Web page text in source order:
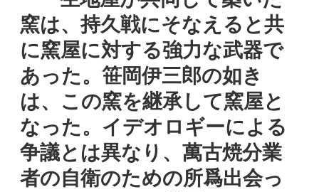
窯は、持久戦にそなえると共
に窯屋に対する強力な武器で
あった。笹岡伊三郎の如き
は、この窯を継承して窯屋と
なった。イデオロギーによる
争議とは異なり、萬古焼分業
者の自衛のための所爲出会っ